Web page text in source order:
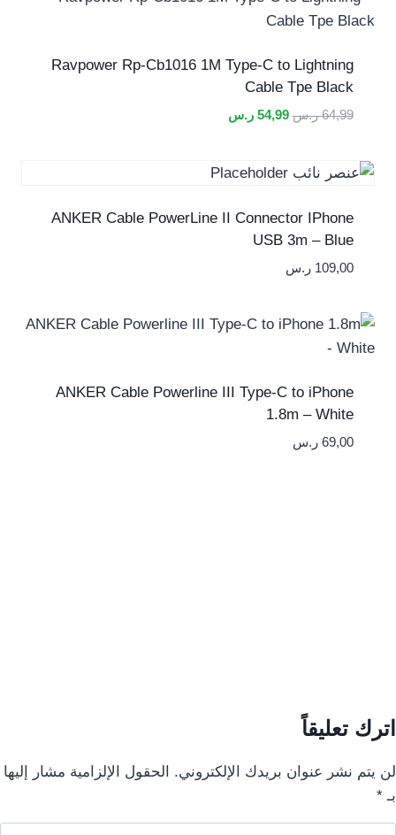
Ravpower Rp-Cb1016 1M Type-C to Lightning
Cable Tpe Black
64,99 ر.س السعر
64,99 ر.س.
54,99 ر.س
54,99 ر.س.
ANKER Cable PowerLine II Connector IPhone
USB 3m – Blue
109,00 ر.س
ANKER Cable Powerline III Type-C to iPhone
1.8m – White
69,00 ر.س
اترك تعليقاً
لن يتم نشر عنوان بريدك الإلكتروني.
الحقول الإلزامية مشار إليها
بـ *